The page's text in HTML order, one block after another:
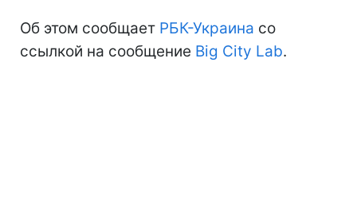
Об этом сообщает РБК-Украина со
ссылкой на сообщение Big City Lab.